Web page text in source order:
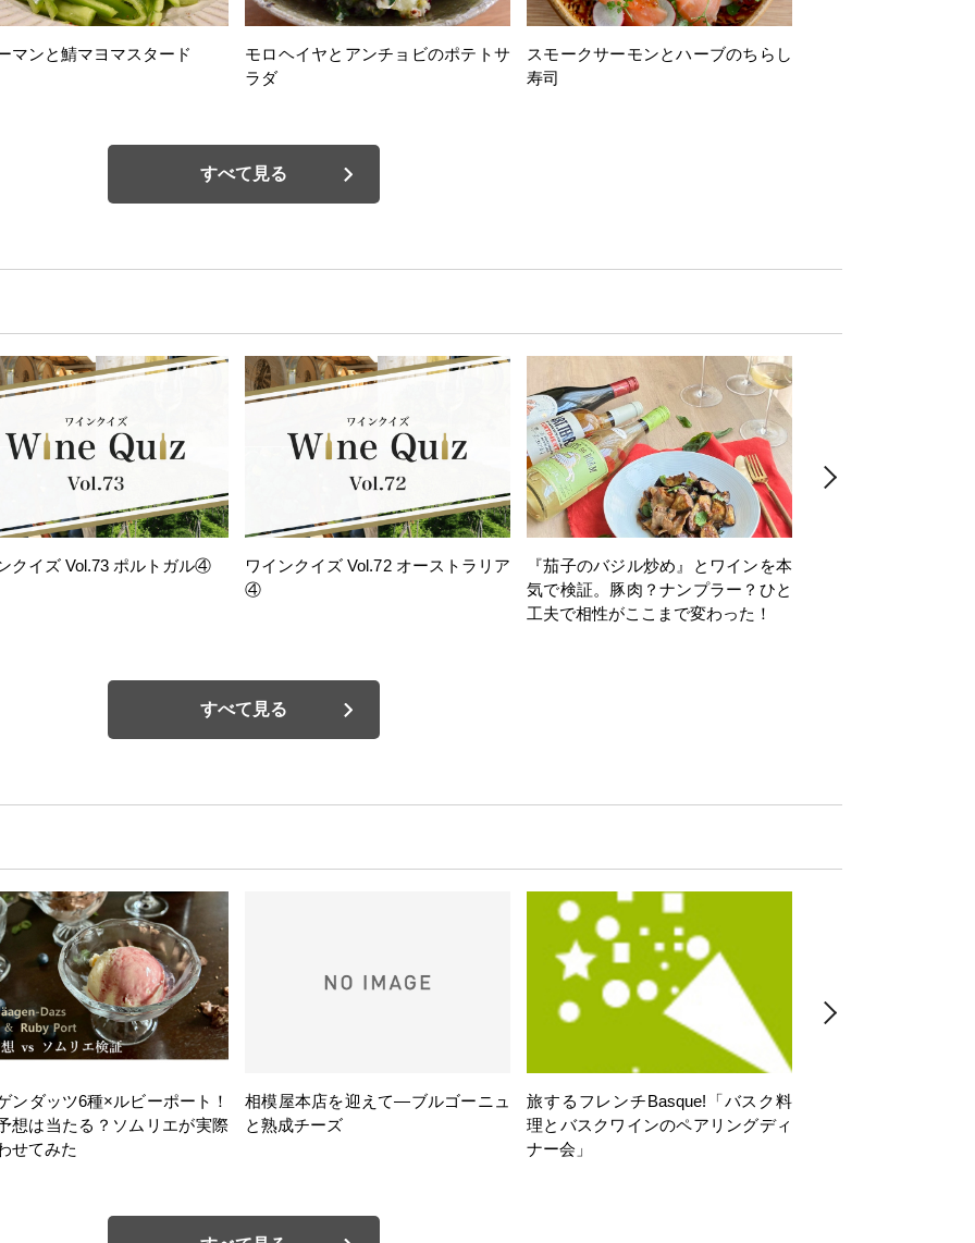
マンと鯖マヨマスタード
モロヘイヤとアンチョビのポテトサ
ラダ
スモークサーモンとハーブのちらし
寿司
すべて見る
クイズ Vol.73 ポルトガル④
ワインクイズ Vol.72 オーストラリア
④
『茄子のバジル炒め』とワインを本
気で検証。豚肉？ナンプラー？ひと
工夫で相性がここまで変わった！
すべて見る
ンダッツ6種×ルビーポート！
想は当たる？ソムリエが実際
せてみた
相模屋本店を迎えて―ブルゴーニュ
と熟成チーズ
旅するフレンチBasque!「バスク料
理とバスクワインのペアリングディ
ナー会」